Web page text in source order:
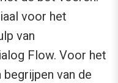
voor het
van
Flow. Voor het
begrijpen van de